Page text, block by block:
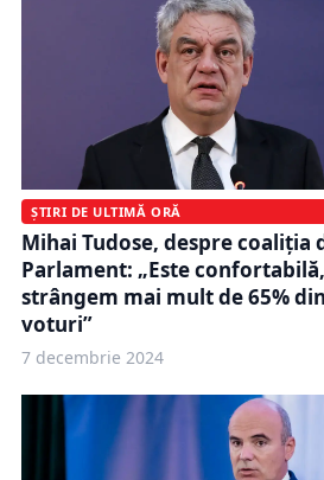
ȘTIRI DE ULTIMĂ ORĂ
Mihai Tudose, despre coaliţia
Parlament: „Este confortabilă,
strângem mai mult de 65% din
voturi”
7 decembrie 2024